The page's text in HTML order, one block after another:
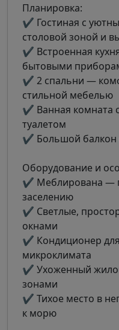
Планировка:
✔ Гостиная с
столовой зоной и
✔ Встроенная
бытовыми
✔ 2 спальни —
стильной мебелью
✔ Ванная комната
туалетом
✔ Большой балкон
Оборудование и
✔ Меблирована —
заселению
✔ Светлые,
окнами
✔ Кондиционер
микроклимата
✔ Ухоженный
зонами
✔ Тихое место в
к морю